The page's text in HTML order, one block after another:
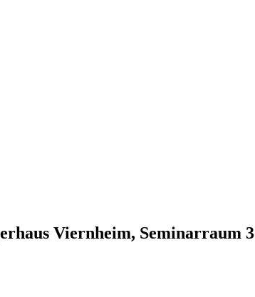
Viernheim, Seminarraum 3